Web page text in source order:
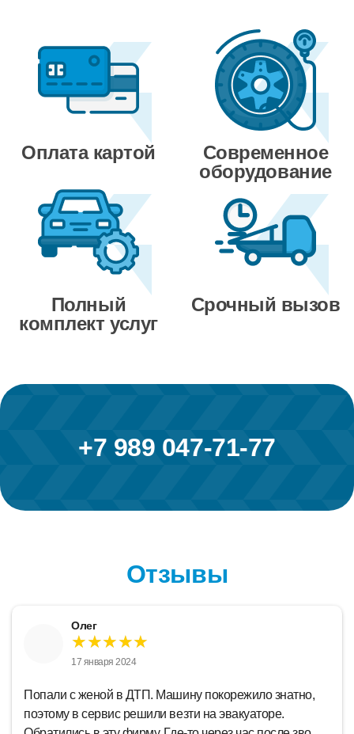
Оплата картой
Современное
оборудование
Полный
комплект услуг
Срочный вызов
+7 989 047-71-77
Отзывы
Олег
★★★★★
17 января 2024
Попали с женой в ДТП. Машину покорежило знатно,
поэтому в сервис решили везти на эвакуаторе.